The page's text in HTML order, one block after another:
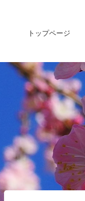
トップページ